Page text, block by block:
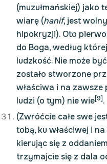
(muzułmańskiej) jako
wiarę (hanif, jest
hipokryzji). Oto
do Boga, według
ludzkość. Nie może
zostało stworzone
właściwa i na
ludzi (o tym) nie wie[9].
(Zwróćcie całe swe
tobą, ku właściwej i
kierując się z
trzymajcie się z dala